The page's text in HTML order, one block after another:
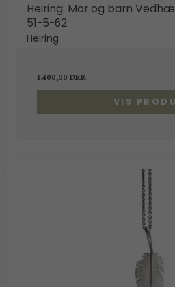
Heiring: Mor og barn
51-5-62
Heiring
1.400,00 DKK
VIS